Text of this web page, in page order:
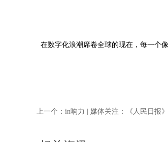
在数字化浪潮席卷全球的现在，每一个
in响力 | 媒体关注：《人民日报
上一个：